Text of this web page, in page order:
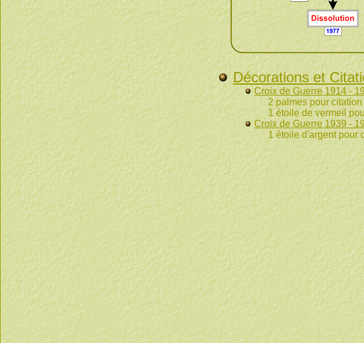
Décorations et
Croix de Guerre 1914 -
2 palmes pour citation à
1 étoile de vermeil pour
Croix de Guerre 1939 -
1 étoile d'argent pour citation